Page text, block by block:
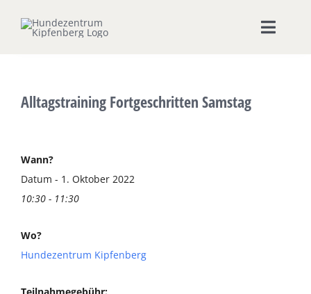
Inhalt
Toggle
Seminare & Workshops
Unsere Shops
Ernährungsberatung
Alltagstraining Fortgeschritten Samstag
Wann?
Datum - 1. Oktober 2022
10:30 - 11:30
Wo?
Hundezentrum Kipfenberg